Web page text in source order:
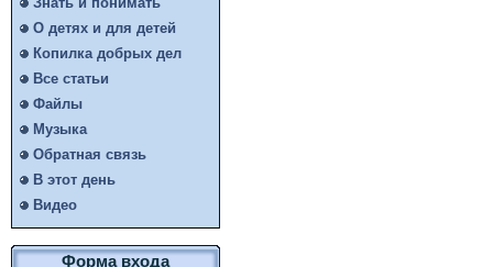
О детях и для детей
Копилка добрых дел
Все статьи
Файлы
Музыка
Обратная связь
В этот день
Видео
Форма входа